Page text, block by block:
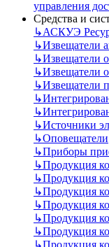
управления
Средства и
↳АСКУЭ
↳Извещатели
↳Извещатели
↳Извещатели
↳Извещатели
↳
↳
↳Источники
↳Оповещатели
↳Приборы
↳Продукция
↳Продукция
↳Продукция
↳Продукция
↳Продукция
↳Продукция
↳Продукция